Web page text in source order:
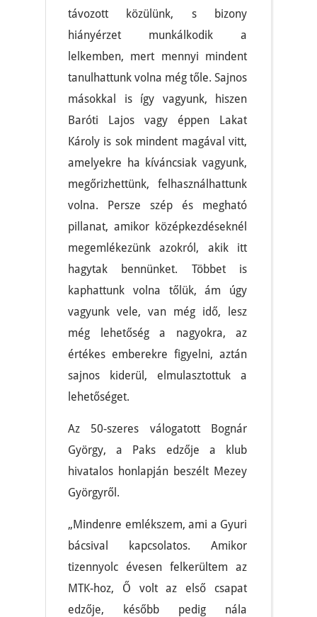
távozott közülünk, s bizony
hiányérzet munkálkodik a
lelkemben, mert mennyi mindent
tanulhattunk volna még tőle. Sajnos
másokkal is így vagyunk, hiszen
Baróti Lajos vagy éppen Lakat
Károly is sok mindent magával vitt,
amelyekre ha kíváncsiak vagyunk,
megőrizhettünk, felhasználhattunk
volna. Persze szép és megható
pillanat, amikor középkezdéseknél
megemlékezünk azokról, akik itt
hagytak bennünket. Többet is
kaphattunk volna tőlük, ám úgy
vagyunk vele, van még idő, lesz
még lehetőség a nagyokra, az
értékes emberekre figyelni, aztán
sajnos kiderül, elmulasztottuk a
lehetőséget.
Az 50-szeres válogatott Bognár
György, a Paks edzője a klub
hivatalos honlapján beszélt Mezey
Györgyről.
„Mindenre emlékszem, ami a Gyuri
bácsival kapcsolatos. Amikor
tizennyolc évesen felkerültem az
MTK-hoz, Ő volt az első csapat
edzője, később pedig nála